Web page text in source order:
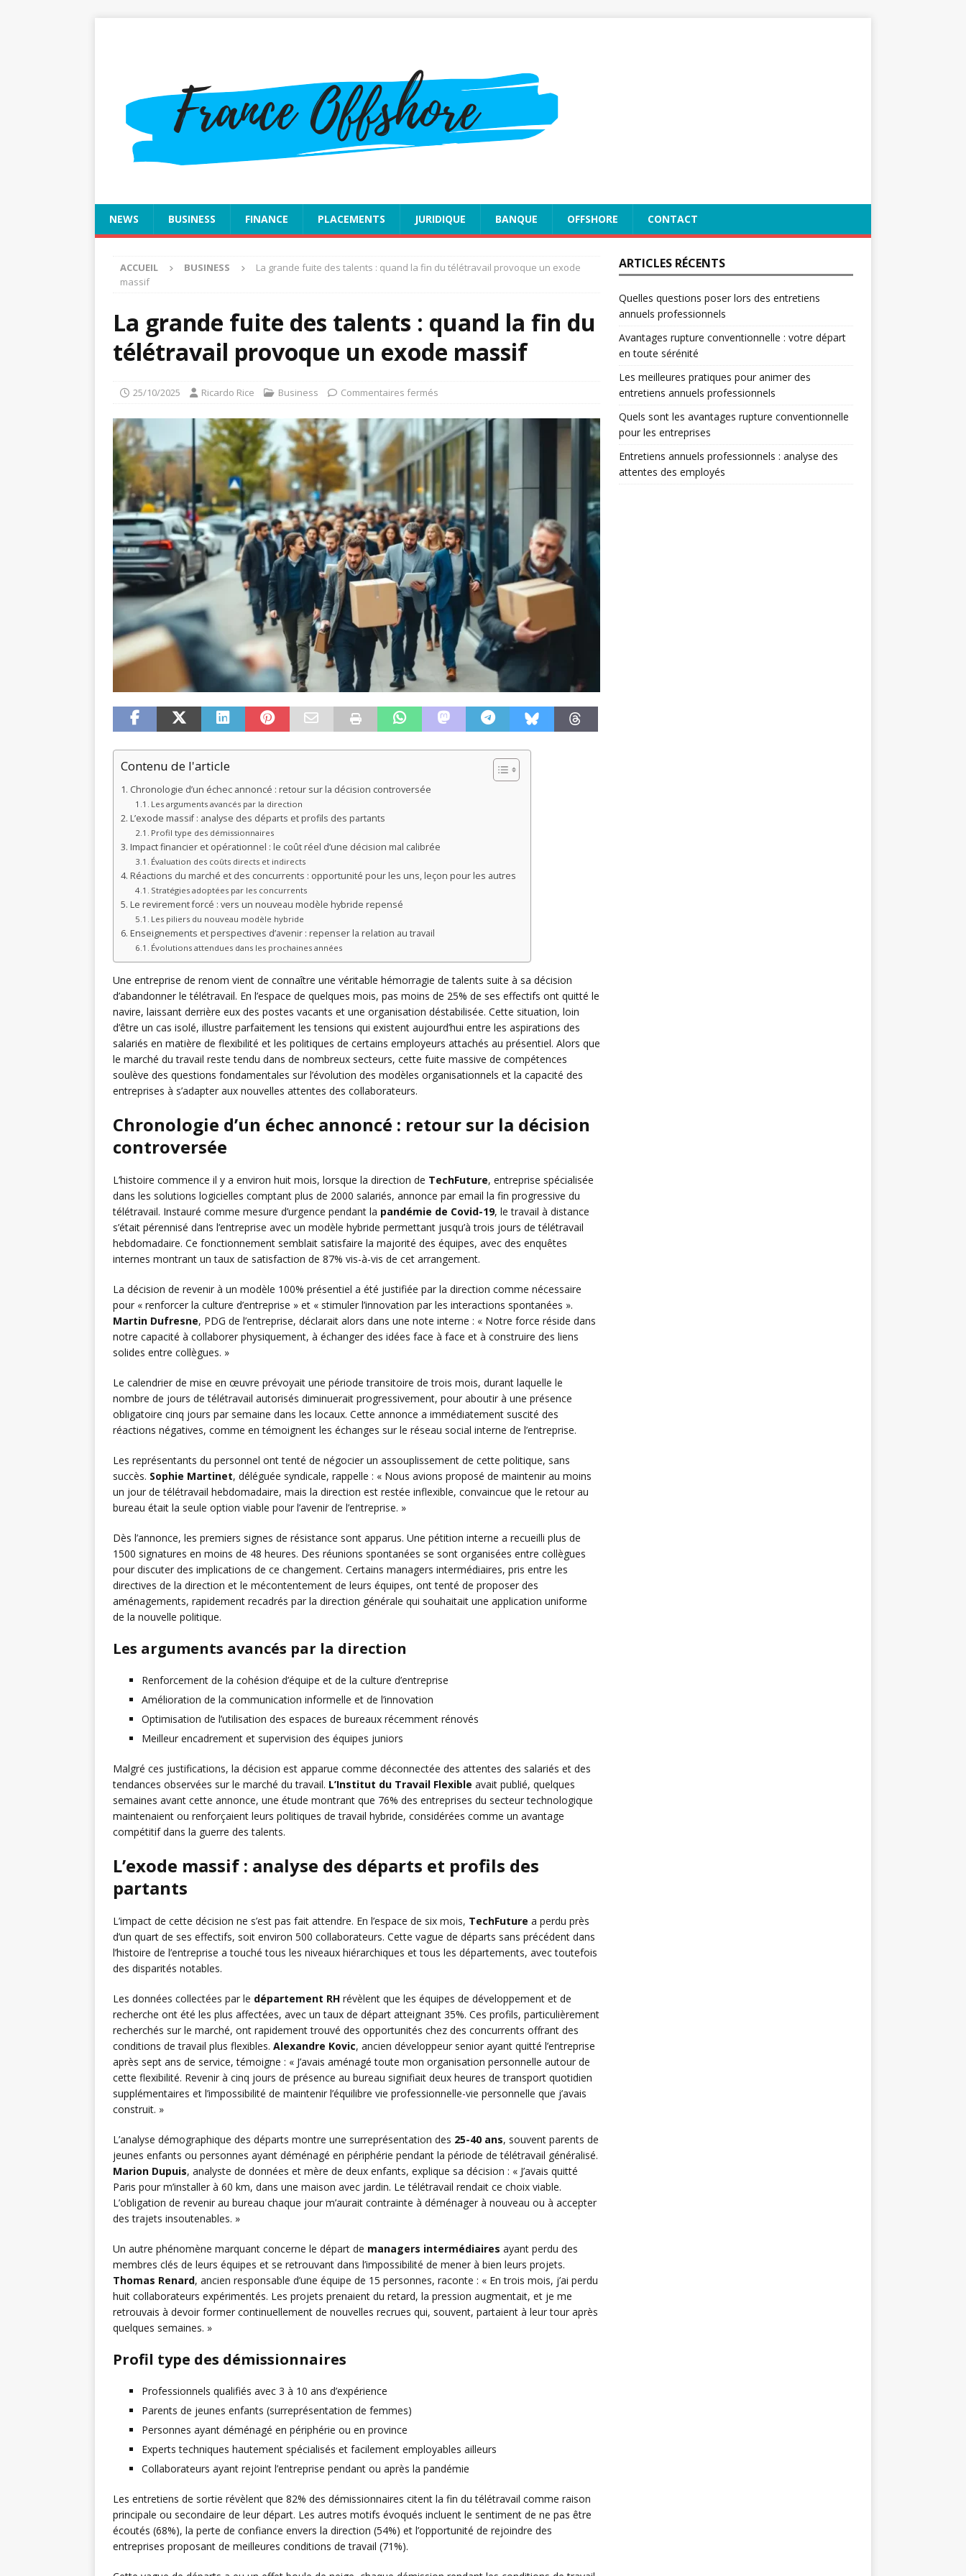
NEWS BUSINESS FINANCE PLACEMENTS JURIDIQUE BANQUE OFFSHORE CONTACT
ACCUEIL BUSINESS
La grande fuite des talents : quand la fin du télétravail provoque un exode
massif
La grande fuite des talents : quand la fin du
télétravail provoque un exode massif
25/10/2025 Ricardo Rice Business Commentaires fermés
Contenu de l'article
Chronologie d’un échec annoncé : retour sur la décision controversée
Les arguments avancés par la direction
L’exode massif : analyse des départs et profils des partants
Profil type des démissionnaires
Impact financier et opérationnel : le coût réel d’une décision mal calibrée
Évaluation des coûts directs et indirects
Réactions du marché et des concurrents : opportunité pour les uns, leçon pour les autres
Stratégies adoptées par les concurrents
Le revirement forcé : vers un nouveau modèle hybride repensé
Les piliers du nouveau modèle hybride
Enseignements et perspectives d’avenir : repenser la relation au travail
Évolutions attendues dans les prochaines années
Une entreprise de renom vient de connaître une véritable hémorragie de talents suite à sa décision
d’abandonner le télétravail. En l’espace de quelques mois, pas moins de 25% de ses effectifs ont quitté le
navire, laissant derrière eux des postes vacants et une organisation déstabilisée. Cette situation, loin
d’être un cas isolé, illustre parfaitement les tensions qui existent aujourd’hui entre les aspirations des
salariés en matière de flexibilité et les politiques de certains employeurs attachés au présentiel. Alors que
le marché du travail reste tendu dans de nombreux secteurs, cette fuite massive de compétences
soulève des questions fondamentales sur l’évolution des modèles organisationnels et la capacité des
entreprises à s’adapter aux nouvelles attentes des collaborateurs.
Chronologie d’un échec annoncé : retour sur la décision
controversée
L’histoire commence il y a environ huit mois, lorsque la direction de TechFuture, entreprise spécialisée
dans les solutions logicielles comptant plus de 2000 salariés, annonce par email la fin progressive du
télétravail. Instauré comme mesure d’urgence pendant la pandémie de Covid-19, le travail à distance
s’était pérennisé dans l’entreprise avec un modèle hybride permettant jusqu’à trois jours de télétravail
hebdomadaire. Ce fonctionnement semblait satisfaire la majorité des équipes, avec des enquêtes
internes montrant un taux de satisfaction de 87% vis-à-vis de cet arrangement.
La décision de revenir à un modèle 100% présentiel a été justifiée par la direction comme nécessaire
pour « renforcer la culture d’entreprise » et « stimuler l’innovation par les interactions spontanées ».
Martin Dufresne, PDG de l’entreprise, déclarait alors dans une note interne : « Notre force réside dans
notre capacité à collaborer physiquement, à échanger des idées face à face et à construire des liens
solides entre collègues. »
Le calendrier de mise en œuvre prévoyait une période transitoire de trois mois, durant laquelle le
nombre de jours de télétravail autorisés diminuerait progressivement, pour aboutir à une présence
obligatoire cinq jours par semaine dans les locaux. Cette annonce a immédiatement suscité des
réactions négatives, comme en témoignent les échanges sur le réseau social interne de l’entreprise.
Les représentants du personnel ont tenté de négocier un assouplissement de cette politique, sans
succès. Sophie Martinet, déléguée syndicale, rappelle : « Nous avions proposé de maintenir au moins
un jour de télétravail hebdomadaire, mais la direction est restée inflexible, convaincue que le retour au
bureau était la seule option viable pour l’avenir de l’entreprise. »
Dès l’annonce, les premiers signes de résistance sont apparus. Une pétition interne a recueilli plus de
1500 signatures en moins de 48 heures. Des réunions spontanées se sont organisées entre collègues
pour discuter des implications de ce changement. Certains managers intermédiaires, pris entre les
directives de la direction et le mécontentement de leurs équipes, ont tenté de proposer des
aménagements, rapidement recadrés par la direction générale qui souhaitait une application uniforme
de la nouvelle politique.
Les arguments avancés par la direction
Renforcement de la cohésion d’équipe et de la culture d’entreprise
Amélioration de la communication informelle et de l’innovation
Optimisation de l’utilisation des espaces de bureaux récemment rénovés
Meilleur encadrement et supervision des équipes juniors
Malgré ces justifications, la décision est apparue comme déconnectée des attentes des salariés et des
tendances observées sur le marché du travail. L’Institut du Travail Flexible avait publié, quelques
semaines avant cette annonce, une étude montrant que 76% des entreprises du secteur technologique
maintenaient ou renforçaient leurs politiques de travail hybride, considérées comme un avantage
compétitif dans la guerre des talents.
L’exode massif : analyse des départs et profils des
partants
L’impact de cette décision ne s’est pas fait attendre. En l’espace de six mois, TechFuture a perdu près
d’un quart de ses effectifs, soit environ 500 collaborateurs. Cette vague de départs sans précédent dans
l’histoire de l’entreprise a touché tous les niveaux hiérarchiques et tous les départements, avec toutefois
des disparités notables.
Les données collectées par le département RH révèlent que les équipes de développement et de
recherche ont été les plus affectées, avec un taux de départ atteignant 35%. Ces profils, particulièrement
recherchés sur le marché, ont rapidement trouvé des opportunités chez des concurrents offrant des
conditions de travail plus flexibles. Alexandre Kovic, ancien développeur senior ayant quitté l’entreprise
après sept ans de service, témoigne : « J’avais aménagé toute mon organisation personnelle autour de
cette flexibilité. Revenir à cinq jours de présence au bureau signifiait deux heures de transport quotidien
supplémentaires et l’impossibilité de maintenir l’équilibre vie professionnelle-vie personnelle que j’avais
construit. »
L’analyse démographique des départs montre une surreprésentation des 25-40 ans, souvent parents de
jeunes enfants ou personnes ayant déménagé en périphérie pendant la période de télétravail généralisé.
Marion Dupuis, analyste de données et mère de deux enfants, explique sa décision : « J’avais quitté
Paris pour m’installer à 60 km, dans une maison avec jardin. Le télétravail rendait ce choix viable.
L’obligation de revenir au bureau chaque jour m’aurait contrainte à déménager à nouveau ou à accepter
des trajets insoutenables. »
Un autre phénomène marquant concerne le départ de managers intermédiaires ayant perdu des
membres clés de leurs équipes et se retrouvant dans l’impossibilité de mener à bien leurs projets.
Thomas Renard, ancien responsable d’une équipe de 15 personnes, raconte : « En trois mois, j’ai perdu
huit collaborateurs expérimentés. Les projets prenaient du retard, la pression augmentait, et je me
retrouvais à devoir former continuellement de nouvelles recrues qui, souvent, partaient à leur tour après
quelques semaines. »
Profil type des démissionnaires
Professionnels qualifiés avec 3 à 10 ans d’expérience
Parents de jeunes enfants (surreprésentation de femmes)
Personnes ayant déménagé en périphérie ou en province
Experts techniques hautement spécialisés et facilement employables ailleurs
Collaborateurs ayant rejoint l’entreprise pendant ou après la pandémie
Les entretiens de sortie révèlent que 82% des démissionnaires citent la fin du télétravail comme raison
principale ou secondaire de leur départ. Les autres motifs évoqués incluent le sentiment de ne pas être
écoutés (68%), la perte de confiance envers la direction (54%) et l’opportunité de rejoindre des
entreprises proposant de meilleures conditions de travail (71%).
ARTICLES RÉCENTS
Quelles questions poser lors des entretiens
annuels professionnels
Avantages rupture conventionnelle : votre départ
en toute sérénité
Les meilleures pratiques pour animer des
entretiens annuels professionnels
Quels sont les avantages rupture conventionnelle
pour les entreprises
Entretiens annuels professionnels : analyse des
attentes des employés